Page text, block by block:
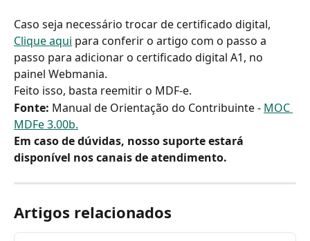
Caso seja necessário trocar de certificado digital,
Clique aqui para conferir o artigo com o passo a
passo para adicionar o certificado digital A1, no
painel Webmania.
Feito isso, basta reemitir o MDF-e.
Fonte: Manual de Orientação do Contribuinte - MOC
MDFe 3.00b.
Em caso de dúvidas, nosso suporte estará
disponível nos canais de atendimento.
Artigos relacionados